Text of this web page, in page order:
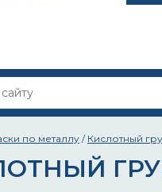
по металлу / Кислотный